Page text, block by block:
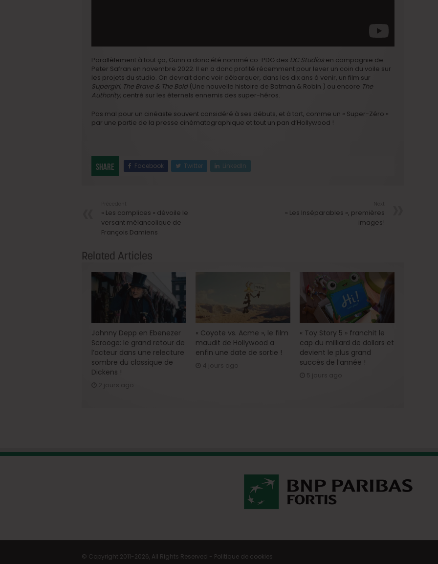
Parallèlement à tout ça, Gunn a donc été nommé co-PDG des DC Studios en compagnie de
Peter Safran en novembre 2022. Il en a donc profité récemment pour lever un coin du voile sur
les projets du studio. On devrait donc voir débarquer, dans les dix ans à venir, un film sur
Supergirl, The Brave & The Bold(Une nouvelle histoire de Batman & Robin.) ou encore The
Authority, centré sur les éternels ennemis des super-héros.
Pas mal pour un cinéaste souvent considéré à ses débuts, et à tort, comme un « Super-Zéro »
par une partie de la presse cinématographique et tout un pan d’Hollywood !
Share Facebook Twitter LinkedIn
« Les complices » dévoile le
versant mélancolique de
François Damiens
« Les Inséparables », premières
images!
Related Articles
Johnny Depp en Ebenezer
Scrooge: le grand retour de
l’acteur dans une relecture
sombre du classique de
Dickens !
2 jours ago
« Coyote vs. Acme », le film
maudit de Hollywood a
enfin une date de sortie !
4 jours ago
« Toy Story 5 » franchit le
cap du milliard de dollars et
devient le plus grand
succès de l’année !
5 jours ago
© Copyright 2011-2026, All Rights Reserved - Politique de cookies